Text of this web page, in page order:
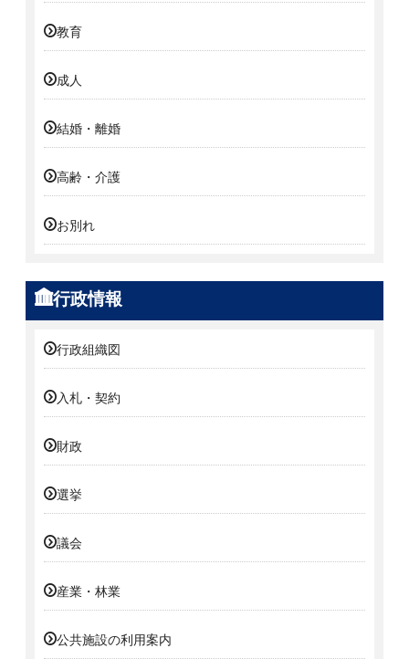
教育
成人
結婚・離婚
高齢・介護
お別れ
行政情報
行政組織図
入札・契約
財政
選挙
議会
産業・林業
公共施設の利用案内